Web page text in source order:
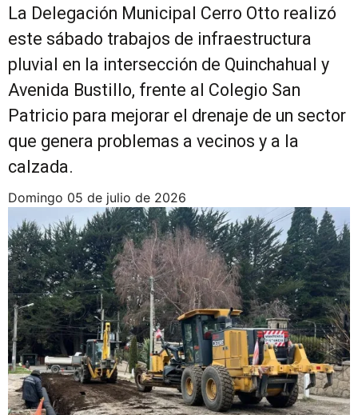
La Delegación Municipal Cerro Otto realizó
este sábado trabajos de infraestructura
pluvial en la intersección de Quinchahual y
Avenida Bustillo, frente al Colegio San
Patricio para mejorar el drenaje de un sector
que genera problemas a vecinos y a la
calzada.
domingo 05 de julio de 2026